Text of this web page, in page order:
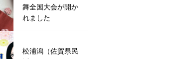
舞全国大会が開か
れました
松浦潟（佐賀県民